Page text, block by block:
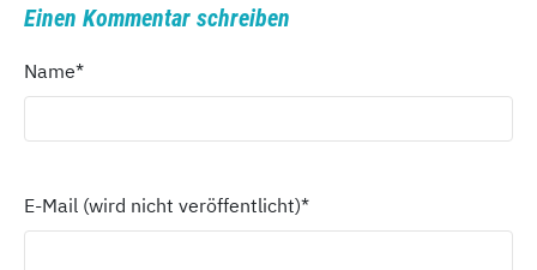
Einen Kommentar schreiben
Name*
E-Mail (wird nicht veröffentlicht)*